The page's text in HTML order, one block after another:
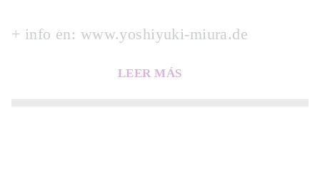
+ info en: www.yoshiyuki-miura.de
LEER MÁS